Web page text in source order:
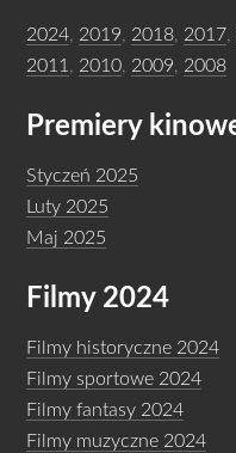
2024, 2019, 2018, 2017,
2011, 2010, 2009, 2008
Premiery
Styczeń 2025
Luty 2025
Maj 2025
Filmy 2024
Filmy historyczne 2024
Filmy sportowe 2024
Filmy fantasy 2024
Filmy muzyczne 2024